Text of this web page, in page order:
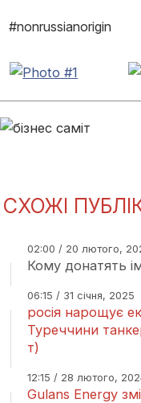
#nonrussianorigin
СХОЖІ
02:00 / 20 лютого,
Кому донатять
06:15 / 31 січня, 2025
росія нарощує
Туреччини
т)
12:15 / 28 лютого,
Gulans Energy